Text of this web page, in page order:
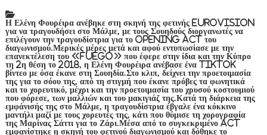
Η Ελένη Φουρέιρα ανέβηκε στη σκηνή της φετινής Eurovision
για να τραγουδήσει στο Μάλμε, με τους Σουηδούς διοργανωτές να
επιλέγουν την τραγουδίστρια για το opening act του
διαγωνισμού.Μερικές μέρες μετά και αφού εντυπωσίασε με την
επανεκτέλεση του «Fuego» που έφερε στην ίδια και την Κύπρο
τη 2η θέση το 2018, η Ελένη Φουρέιρα ανέβασε ένα TikTok
βίντεο με όσα έκανε στη Σουηδία.Στο κλιπ, δείχνει την προετοιμασία
της για το σόου της, από τη στιγμή που έκανε πρόβες τα φωνητικά
και το χορευτικό, μέχρι και την προετοιμασία του χρυσού κοστουμιού
που φόρεσε, των μαλλιών και του μακιγιάζ της.Κατά τη διάρκεια της
εμφάνισής της στο Μάλμε, η τραγουδίστρια έβγαλε ένα κόκκινο
μαντήλι μαζί με τους χορευτές της, κάτι που θύμισε τη χορογραφία
της Μαρίνας Σάττι για το Ζάρι.Μέσα από το συγκεκριμένο act
εμφανίστηκε η σκηνή του φετινού διαγωνισμού και δόθηκε το